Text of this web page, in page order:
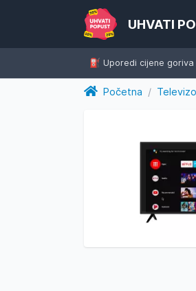
UHVATI
⛽️ Uporedi cijene goriva
Početna /